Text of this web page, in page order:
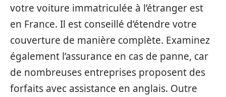
votre voiture immatriculée à l’étranger est
en France. Il est conseillé d’étendre votre
couverture de manière complète. Examinez
également l’assurance en cas de panne, car
de nombreuses entreprises proposent des
forfaits avec assistance en anglais. Outre